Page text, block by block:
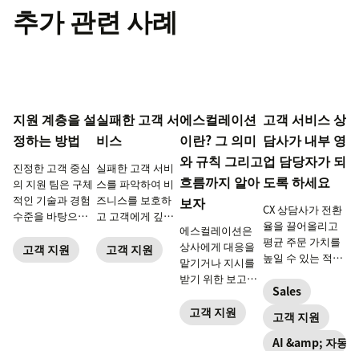
추가 관련 사례
지원 계층을 설
정하는 방법
진정한 고객 중심
의 지원 팀은 구체
적인 기술과 경험
수준을 바탕으로
구성됩니다.
고객 지원
실패한 고객 서
비스
실패한 고객 서비
스를 파악하여 비
즈니스를 보호하
고 고객에게 깊은
요.고객 지원
에스컬레이션
이란? 그 의미
와 규칙 그리고
흐름까지 알아
보자
에스컬레이션은
상사에게 대응을
맡기거나 지시를
받기 위한 보고를
인 업무 보고와는
의미가 조금 다릅
고객 지원
고객 서비스 상
담사가 내부 영
업 담당자가 되
도록 하세요
CX 상담사가 전환
율을 끌어올리고
평균 주문 가치를
높일 수 있는 적절
있을 때 고객과의
상호작용은 매출
창출의 기회가 됩
니다.
Sales
고객 지원
AI &amp; 자동화